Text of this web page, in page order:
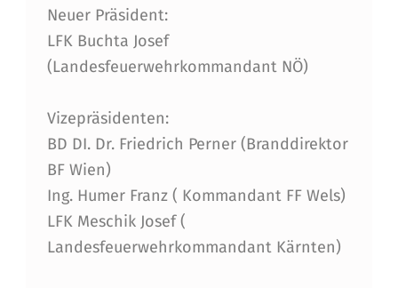
N
D
E
S
F
E
U
E
Neuer Präsident:
LFK Buchta Josef
(Landesfeuerwehrkommandant NÖ)
Vizepräsidenten:
BD DI. Dr. Friedrich Perner (Branddirektor
BF Wien)
Ing. Humer Franz ( Kommandant FF Wels)
LFK Meschik Josef (
Landesfeuerwehrkommandant Kärnten)